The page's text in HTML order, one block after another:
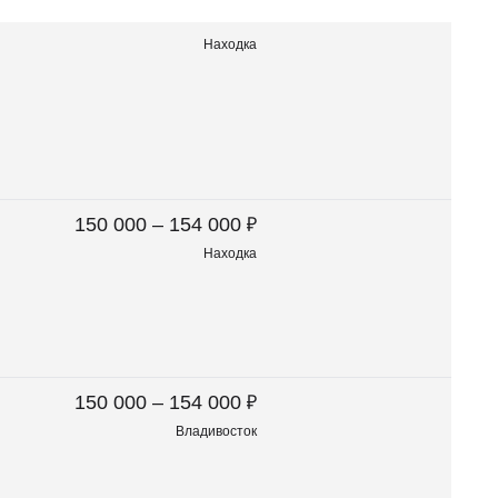
Находка
150 000 – 154 000 ₽
Находка
150 000 – 154 000 ₽
Владивосток